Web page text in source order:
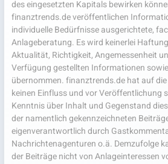
des eingesetzten Kapitals bewirken
finanztrends.de veröffentlichen
individuelle Bedürfnisse ausgerichtete,
Anlageberatung. Es wird keinerlei
Aktualität, Richtigkeit, Angemessenheit
Verfügung gestellten Informationen
übernommen. finanztrends.de hat auf
keinen Einfluss und vor Veröffentlichung
Kenntnis über Inhalt und Gegenstand
der namentlich gekennzeichneten
eigenverantwortlich durch
Nachrichtenagenturen o.ä. Demzufolge
der Beiträge nicht von Anlageinteressen